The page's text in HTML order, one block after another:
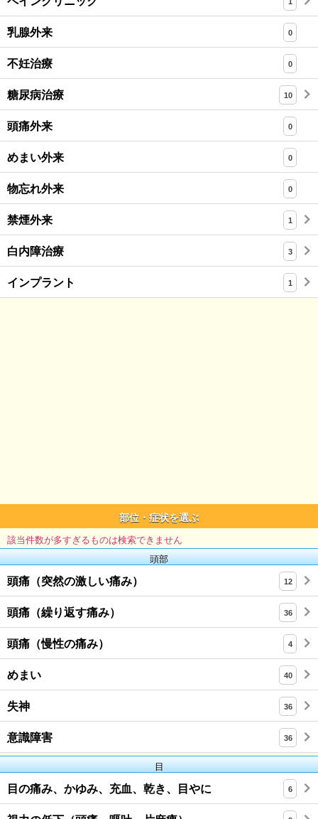
乳腺外来 0
不妊治療 0
糖尿病治療 10
頭痛外来 0
めまい外来 0
物忘れ外来 0
禁煙外来 1
白内障治療 3
インプラント 1
部位・症状を選ぶ
該当件数が多すぎるものは検索できません
頭部
頭痛（突然の激しい痛み） 12
頭痛（繰り返す痛み） 36
頭痛（慢性の痛み） 4
めまい 40
失神 36
意識障害 36
目
目の痛み、かゆみ、充血、乾き、目やに 6